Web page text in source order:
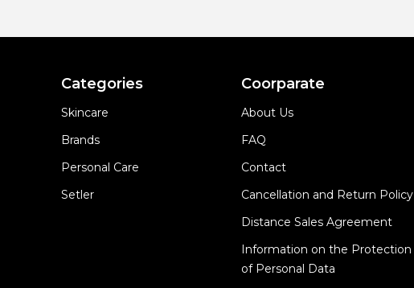
Categories
Skincare
Brands
Personal Care
Setler
Coorparate
About Us
FAQ
Contact
Cancellation and Return Policy
Distance Sales Agreement
Information on the Protection
of Personal Data